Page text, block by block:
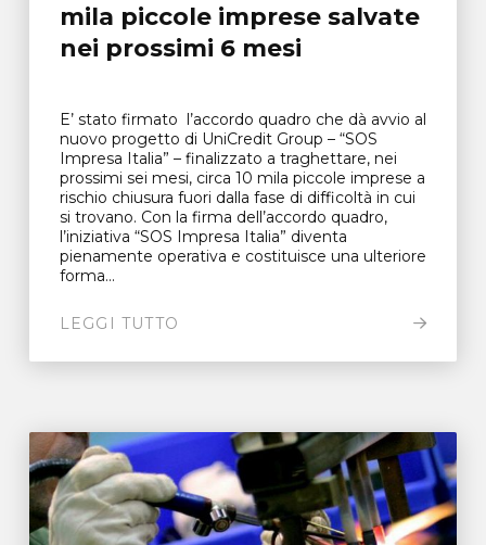
mila piccole imprese salvate
nei prossimi 6 mesi
E’ stato firmato l’accordo quadro che dà avvio al
nuovo progetto di UniCredit Group – “SOS
Impresa Italia” – finalizzato a traghettare, nei
prossimi sei mesi, circa 10 mila piccole imprese a
rischio chiusura fuori dalla fase di difficoltà in cui
si trovano. Con la firma dell’accordo quadro,
l’iniziativa “SOS Impresa Italia” diventa
pienamente operativa e costituisce una ulteriore
forma...
LEGGI TUTTO